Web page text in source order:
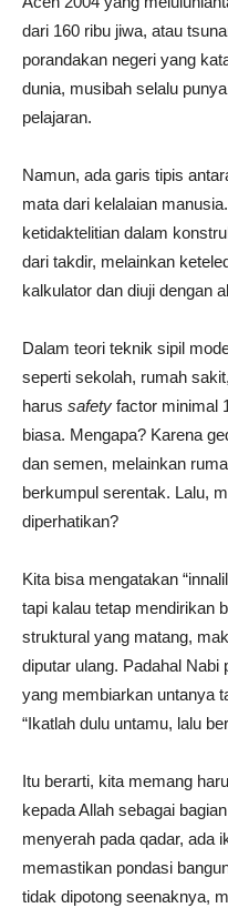
dari 160 ribu jiwa, atau
porandakan negeri yang
dunia, musibah selalu
pelajaran.
Namun, ada garis tipis
mata dari kelalaian
ketidaktelitian dalam
dari takdir, melainkan
kalkulator dan diuji dengan
Dalam teori teknik sipil
seperti sekolah, rumah
harus safety factor minimal
biasa. Mengapa? Karena
dan semen, melainkan
berkumpul serentak. Lalu,
diperhatikan?
Kita bisa mengatakan
tapi kalau tetap mendirikan
struktural yang matang,
diputar ulang. Padahal
yang membiarkan untanya
“Ikatlah dulu untamu, lalu
Itu berarti, kita memang
kepada Allah sebagai
menyerah pada qadar, ada
memastikan pondasi
tidak dipotong seenaknya,